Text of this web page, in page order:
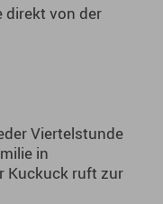
direkt von der
Viertelstunde
in
Kuckuck ruft zur